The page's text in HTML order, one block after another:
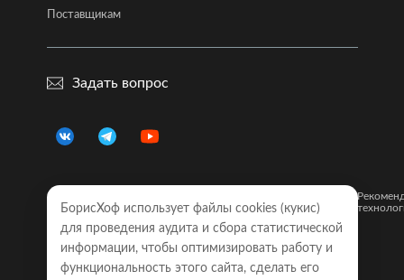
Поставщикам
Задать вопрос
Правовая
информация
конфиденциальности
сайта
Обращаем Ваше внимание на то, что все объявления о
моделях автомобилей, размещенные на настоящем
интернет-сайте, носят исключительно информационный
БорисХоф использует файлы cookies (кукиc)
для проведения аудита и сбора статистической
информации, чтобы оптимизировать работу и
функциональность этого сайта, сделать его